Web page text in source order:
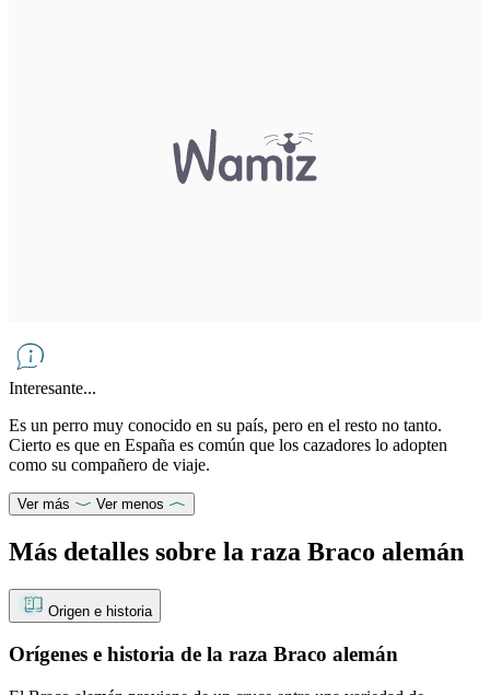
Interesante...
Es un perro muy conocido en su país, pero en el resto no tanto.
Cierto es que en España es común que los cazadores lo adopten
como su compañero de viaje.
Ver más Ver menos
Más detalles sobre la raza Braco alemán
Origen e historia
Orígenes e historia de la raza Braco alemán